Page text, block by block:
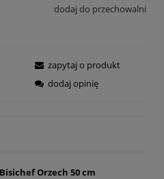
dodaj do przechowalni
zapytaj o produkt
dodaj opinię
Orzech 50 cm